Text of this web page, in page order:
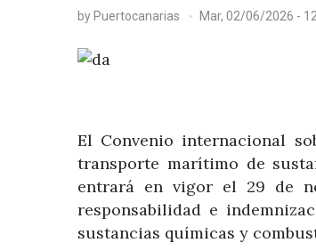
by Puertocanarias Mar, 02/06/2026 -
El Convenio internacional
transporte marítimo de
entrará en vigor el 29 de
responsabilidad e
sustancias químicas y